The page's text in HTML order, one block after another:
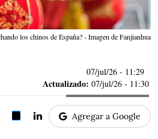
los chinos de España? - Imagen de Fanjianhua
07/jul/26 - 11:29
Actualizado: 07/jul/26 - 11:30
Agregar a Google